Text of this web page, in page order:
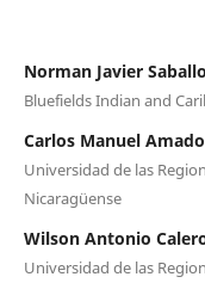
Norman Javier
Bluefields Indian and
Carlos Manuel
Universidad de las
Nicaragüense
Wilson Antonio
Universidad de las